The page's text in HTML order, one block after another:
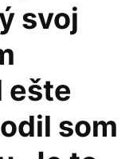
svoj
ešte
som